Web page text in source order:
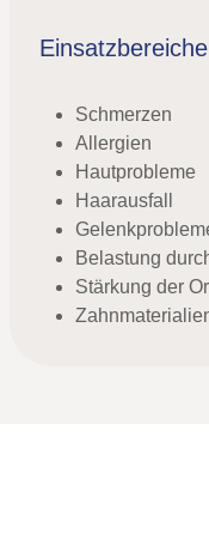
Einsatzbereiche
Schmerzen
Allergien
Hautprobleme
Haarausfall
Belastung
Stärkung der